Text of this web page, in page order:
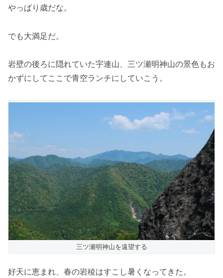
やっぱり歳だな。
でも大満足だ。
岩壁の後ろに隠れていた宇連山、三ツ瀬明神山の景色もお
かずにしてここで青空ランチにしていこう。
三ツ瀬明神山を遠望する
好天に恵まれ、春の岩稜はすこし暑くなってきた。